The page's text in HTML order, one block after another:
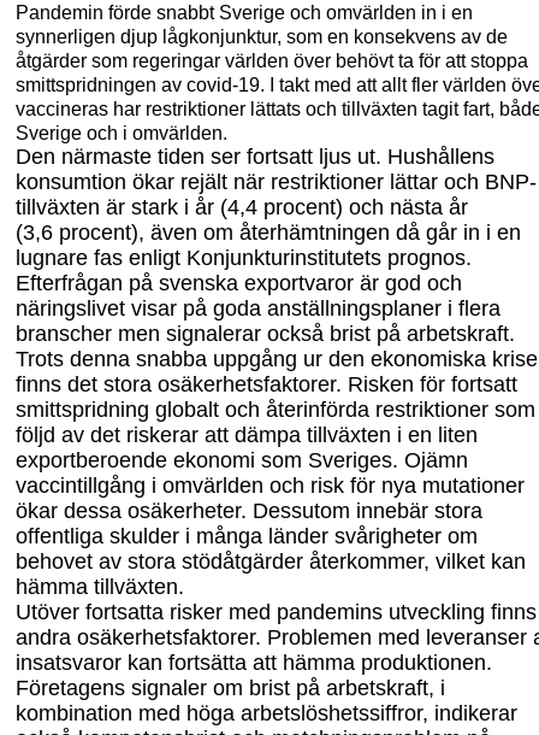
Pandemin förde snabbt Sverige och omvärlden in i en
synnerligen djup lågkonjunktur, som en konsekvens av de
åtgärder som regeringar världen över behövt ta för att stoppa
smittspridningen av covid-19. I takt med att allt fler världen
vaccineras har restriktioner lättats och tillväxten tagit fart,
Sverige och i omvärlden.
Den närmaste tiden ser fortsatt ljus ut. Hushållens
konsumtion ökar rejält när restriktioner lättar och BNP-
tillväxten är stark i år (4,4 procent) och nästa år
(3,6 procent), även om återhämtningen då går in i en
lugnare fas enligt Konjunkturinstitutets prognos.
Efterfrågan på svenska exportvaror är god och
näringslivet visar på goda anställningsplaner i flera
branscher men signalerar också brist på arbetskraft.
Trots denna snabba uppgång ur den ekonomiska
finns det stora osäkerhetsfaktorer. Risken för fortsatt
smittspridning globalt och återinförda restriktioner som
följd av det riskerar att dämpa tillväxten i en liten
exportberoende ekonomi som Sveriges. Ojämn
vaccintillgång i omvärlden och risk för nya mutationer
ökar dessa osäkerheter. Dessutom innebär stora
offentliga skulder i många länder svårigheter om
behovet av stora stödåtgärder återkommer, vilket kan
hämma tillväxten.
Utöver fortsatta risker med pandemins utveckling finns
andra osäkerhetsfaktorer. Problemen med leveranser
insatsvaror kan fortsätta att hämma produktionen.
Företagens signaler om brist på arbetskraft, i
kombination med höga arbetslöshetssiffror, indikerar